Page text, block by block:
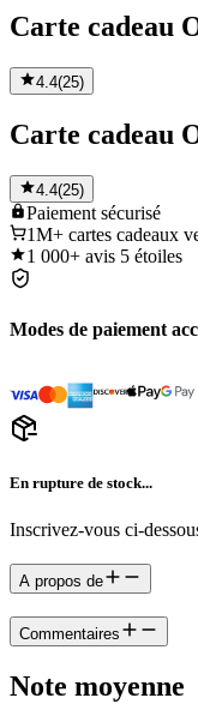
Carte cadeau
4.4(25)
Carte cadeau
4.4(25)
Paiement sécurisé
1M+ cartes cadeaux
1 000+ avis 5 étoiles
Modes de paiement
En rupture de stock...
Inscrivez-vous ci-
A propos de
Commentaires
Note moyenne